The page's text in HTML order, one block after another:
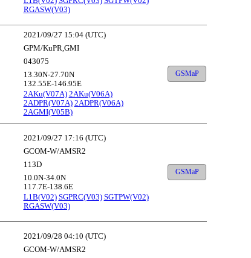
RGASW(V03)
2021/09/27 15:04 (UTC)
GPM/KuPR,GMI
043075
13.30N-27.70N
132.55E-146.95E
2AKu(V07A) 2AKu(V06A)
2ADPR(V07A) 2ADPR(V06A)
2AGMI(V05B)
GSMaP
2021/09/27 17:16 (UTC)
GCOM-W/AMSR2
113D
10.0N-34.0N
117.7E-138.6E
L1B(V02) SGPRC(V03) SGTPW(V02)
RGASW(V03)
GSMaP
2021/09/28 04:10 (UTC)
GCOM-W/AMSR2